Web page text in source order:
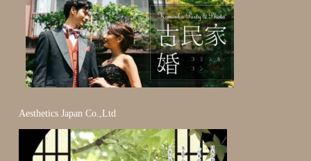
Aesthetics Japan Co.,Ltd